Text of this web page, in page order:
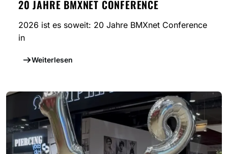
20 JAHRE BMXNET CONFERENCE
2026 ist es soweit: 20 Jahre BMXnet Conference
in
Weiterlesen